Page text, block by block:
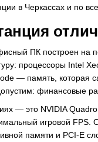
в Черкассах и по
ПК построен на
процессоры Intel
— память, которая
финансовые
— это NVIDIA
игровой FPS.
памяти и PCI-E